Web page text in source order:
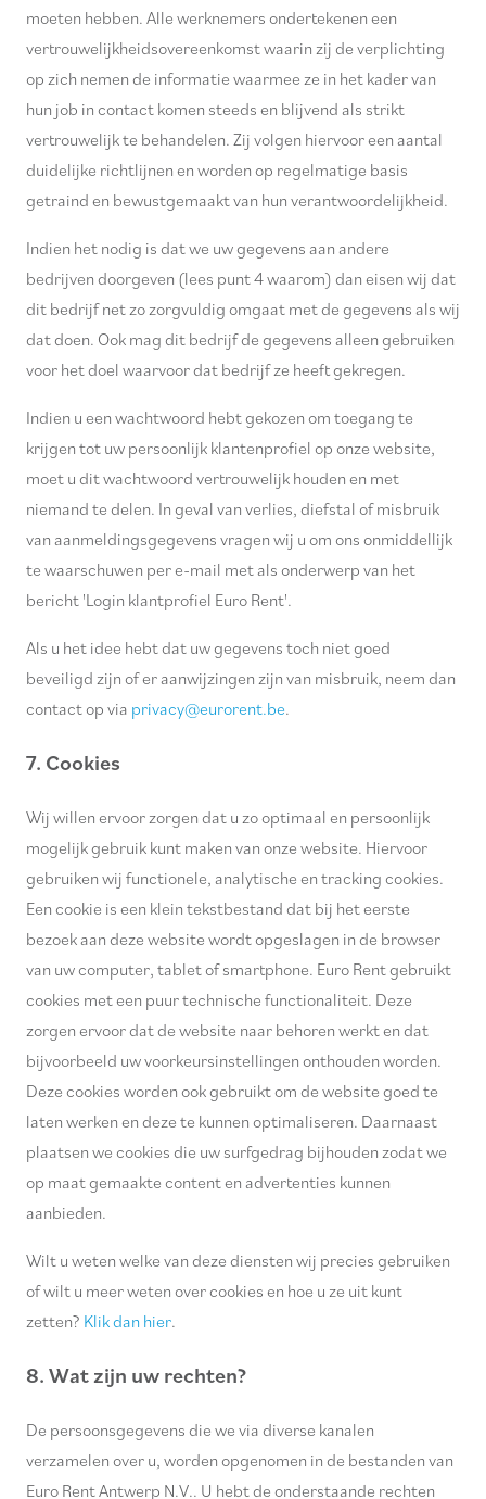
moeten hebben. Alle werknemers ondertekenen een
vertrouwelijkheidsovereenkomst waarin zij de verplichting
op zich nemen de informatie waarmee ze in het kader van
hun job in contact komen steeds en blijvend als strikt
vertrouwelijk te behandelen. Zij volgen hiervoor een aantal
duidelijke richtlijnen en worden op regelmatige basis
getraind en bewustgemaakt van hun verantwoordelijkheid.
Indien het nodig is dat we uw gegevens aan andere
bedrijven doorgeven (lees punt 4 waarom) dan eisen wij dat
dit bedrijf net zo zorgvuldig omgaat met de gegevens als wij
dat doen. Ook mag dit bedrijf de gegevens alleen gebruiken
voor het doel waarvoor dat bedrijf ze heeft gekregen.
Indien u een wachtwoord hebt gekozen om toegang te
krijgen tot uw persoonlijk klantenprofiel op onze website,
moet u dit wachtwoord vertrouwelijk houden en met
niemand te delen. In geval van verlies, diefstal of misbruik
van aanmeldingsgegevens vragen wij u om ons onmiddellijk
te waarschuwen per e-mail met als onderwerp van het
bericht 'Login klantprofiel Euro Rent'.
Als u het idee hebt dat uw gegevens toch niet goed
beveiligd zijn of er aanwijzingen zijn van misbruik, neem dan
contact op via privacy@eurorent.be.
7. Cookies
Wij willen ervoor zorgen dat u zo optimaal en persoonlijk
mogelijk gebruik kunt maken van onze website. Hiervoor
gebruiken wij functionele, analytische en tracking cookies.
Een cookie is een klein tekstbestand dat bij het eerste
bezoek aan deze website wordt opgeslagen in de browser
van uw computer, tablet of smartphone. Euro Rent gebruikt
cookies met een puur technische functionaliteit. Deze
zorgen ervoor dat de website naar behoren werkt en dat
bijvoorbeeld uw voorkeursinstellingen onthouden worden.
Deze cookies worden ook gebruikt om de website goed te
laten werken en deze te kunnen optimaliseren. Daarnaast
plaatsen we cookies die uw surfgedrag bijhouden zodat we
op maat gemaakte content en advertenties kunnen
aanbieden.
Wilt u weten welke van deze diensten wij precies gebruiken
of wilt u meer weten over cookies en hoe u ze uit kunt
zetten? Klik dan hier.
8. Wat zijn uw rechten?
De persoonsgegevens die we via diverse kanalen
verzamelen over u, worden opgenomen in de bestanden van
Euro Rent Antwerp N.V.. U hebt de onderstaande rechten